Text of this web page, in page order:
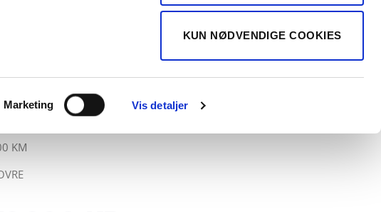
Marketing Vis detaljer
KUN NØDVENDIGE COOKIES
JENSEN AUTOMOBILER A/S
Enyaq 80 iV
204HK
Aut.
KM